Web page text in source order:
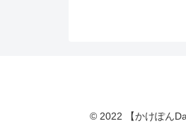
© 2022 【かけぽん